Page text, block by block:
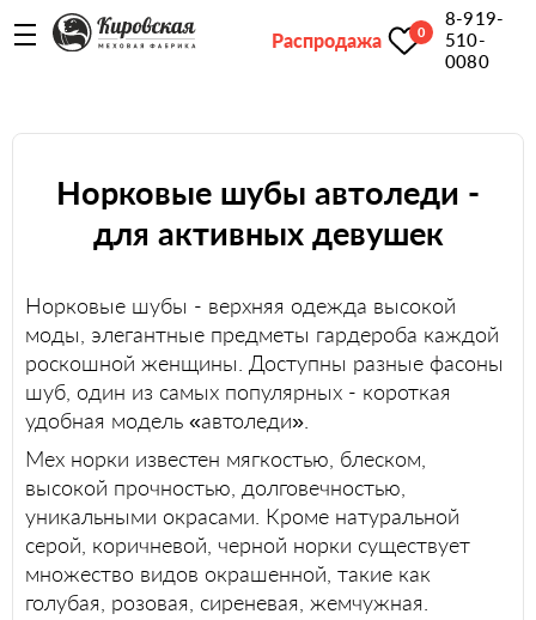
Распродажа 0
8-919-
510-
0080
Норковые шубы автоледи -
для активных девушек
Норковые шубы - верхняя одежда высокой
моды, элегантные предметы гардероба каждой
роскошной женщины. Доступны разные фасоны
шуб, один из самых популярных - короткая
удобная модель «автоледи».
Мех норки известен мягкостью, блеском,
высокой прочностью, долговечностью,
уникальными окрасами. Кроме натуральной
серой, коричневой, черной норки существует
множество видов окрашенной, такие как
голубая, розовая, сиреневая, жемчужная.